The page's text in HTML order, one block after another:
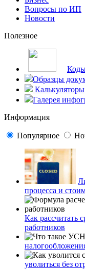
Вопросы по ИП
Новости
Полезное
Образцы
Калькуляторы
Галерея
Информация
Популярное
процесса и
Как рассчитать
работников
уволиться без